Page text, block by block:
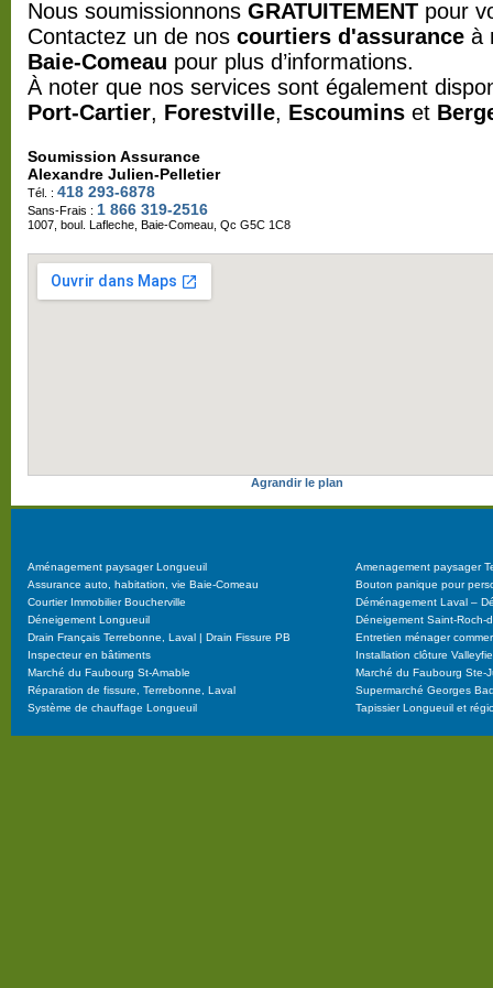
Nous soumissionnons GRATUITEMENT pour
Contactez un de nos courtiers d'assurance à
Baie-Comeau pour plus d’informations.
À noter que nos services sont également
Port-Cartier, Forestville, Escoumins et
Soumission Assurance
Alexandre Julien-Pelletier
Tél. : 418 293-6878
Sans-Frais : 1 866 319-2516
1007, boul. Lafleche, Baie-Comeau, Qc G5C 1C8
Agrandir le plan
Aménagement paysager Longueuil
Amenagement paysager
Assurance auto, habitation, vie Baie-Comeau
Bouton panique pour
Courtier Immobilier Boucherville
Déménagement Laval –
Déneigement Longueuil
Déneigement Saint-Roch-
Drain Français Terrebonne, Laval | Drain Fissure PB
Entretien ménager
Inspecteur en bâtiments
Installation clôture
Marché du Faubourg St-Amable
Marché du Faubourg Ste-
Réparation de fissure, Terrebonne, Laval
Supermarché Georges
Système de chauffage Longueuil
Tapissier Longueuil et